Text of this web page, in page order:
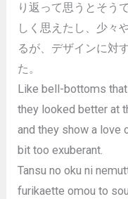
り返って思うとそう
しく思えたし、少々
るが、デザインに対
た。
Like bell-bottoms
they looked better at
and they show a love
bit too exuberant.
Tansu no oku ni
furikaette omou to